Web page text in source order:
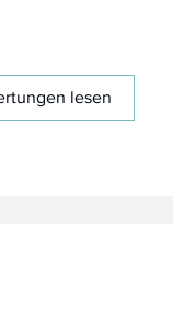
lesen